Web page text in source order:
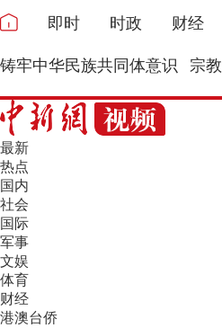
即时 时政 财经
铸牢中华民族共同体意识 宗教
最新
热点
国内
社会
国际
军事
文娱
体育
财经
港澳台侨